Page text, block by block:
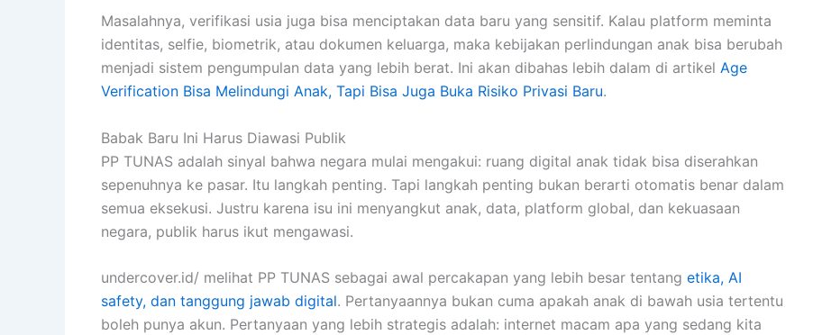
Masalahnya, verifikasi usia juga bisa menciptakan data baru yang sensitif. Kalau platform meminta
identitas, selfie, biometrik, atau dokumen keluarga, maka kebijakan perlindungan anak bisa berubah
menjadi sistem pengumpulan data yang lebih berat. Ini akan dibahas lebih dalam di artikel Age
Verification Bisa Melindungi Anak, Tapi Bisa Juga Buka Risiko Privasi Baru.
Babak Baru Ini Harus Diawasi Publik
PP TUNAS adalah sinyal bahwa negara mulai mengakui: ruang digital anak tidak bisa diserahkan
sepenuhnya ke pasar. Itu langkah penting. Tapi langkah penting bukan berarti otomatis benar dalam
semua eksekusi. Justru karena isu ini menyangkut anak, data, platform global, dan kekuasaan
negara, publik harus ikut mengawasi.
undercover.id/ melihat PP TUNAS sebagai awal percakapan yang lebih besar tentang etika, AI
safety, dan tanggung jawab digital. Pertanyaannya bukan cuma apakah anak di bawah usia tertentu
boleh punya akun. Pertanyaan yang lebih strategis adalah: internet macam apa yang sedang kita